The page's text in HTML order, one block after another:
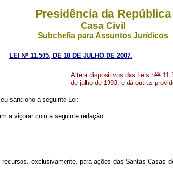
Presidência da República
Casa Civil
Subchefia para Assuntos Jurídicos
LEI Nº 11.505, DE 18 DE JULHO DE 2007.
Altera dispositivos das Leis nos
de julho de 1993, e dá outras
sanciono a seguinte Lei:
a vigorar com a seguinte redação:
exclusivamente, para ações das Santas Casas